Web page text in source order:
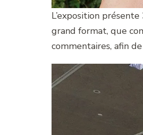
L’exposition
grand format, que
commentaires, afin